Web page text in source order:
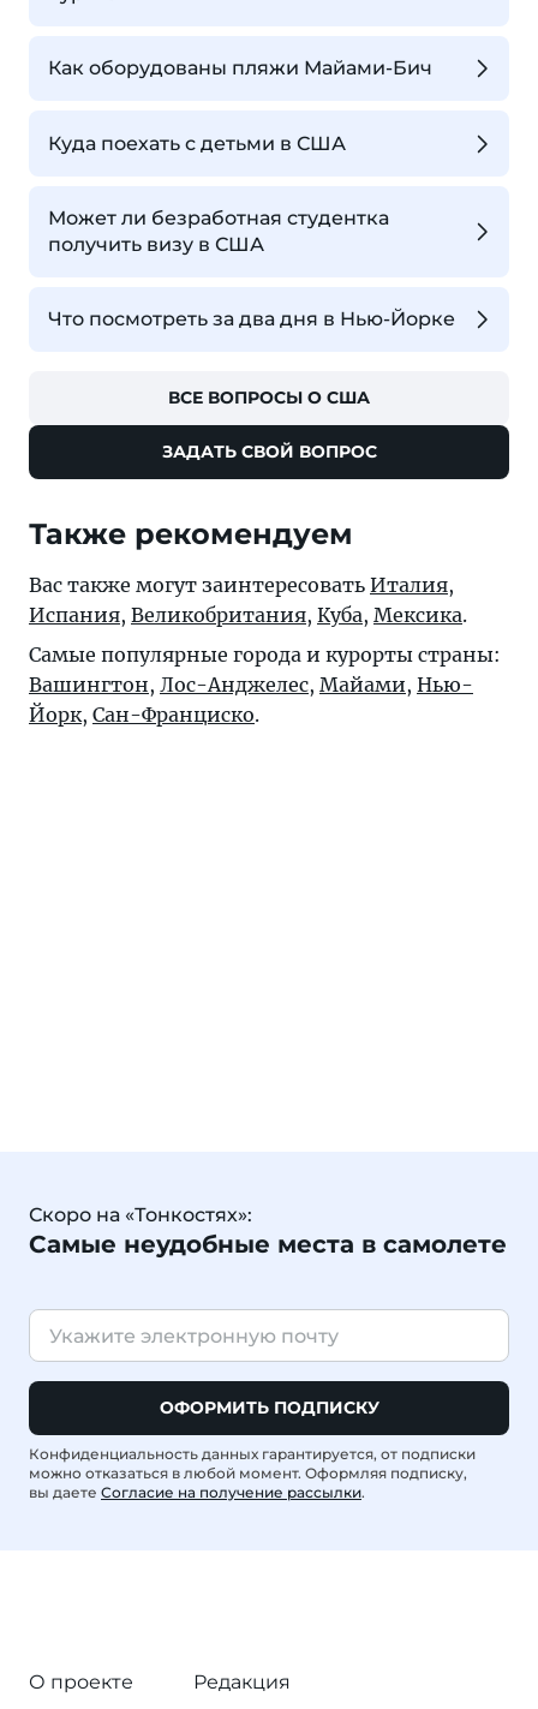
Как оборудованы пляжи Майами-Бич
Куда поехать с детьми в США
Может ли безработная студентка
получить визу в США
Что посмотреть за два дня в Нью-Йорке
ВСЕ ВОПРОСЫ О США
ЗАДАТЬ СВОЙ ВОПРОС
Также рекомендуем
Вас также могут заинтересовать Италия,
Испания, Великобритания, Куба, Мексика.
Самые популярные города и курорты страны:
Вашингтон, Лос-Анджелес, Майами, Нью-
Йорк, Сан-Франциско.
Скоро на «Тонкостях»:
Самые неудобные места в самолете
ОФОРМИТЬ ПОДПИСКУ
Конфиденциальность данных гарантируется, от подписки
можно отказаться в любой момент. Оформляя подписку,
вы даете Согласие на получение рассылки.
О проекте
Редакция